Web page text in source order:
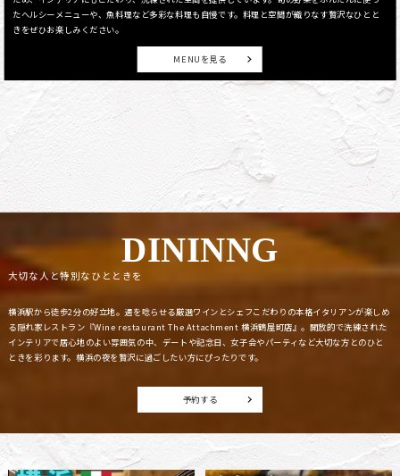
たヘルシーメニューや、魚料理など多彩な料理も自慢です。料理と空間が織りなす贅沢なひとと
きをぜひお楽しみください。
MENUを見る
DININNG
大切な人と特別なひとときを
横浜駅から徒歩2分の好立地。通を唸らせる厳選ワインとシェフこだわりの本格イタリアンが楽しめ
る隠れ家レストラン『Wine restaurant The Attachment 横浜鶴屋町店』。開放的で洗練された
インテリアで居心地のよい雰囲気の中、デートや記念日、女子会やパーティなど大切な方とのひと
ときを彩ります。横浜の夜を贅沢に過ごしたい方にぴったりです。
予約する